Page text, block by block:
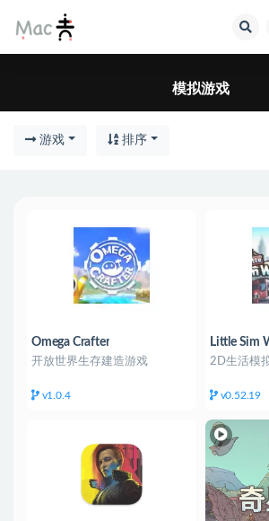
模拟游戏
游戏 排序
Omega Crafter
开放世界生存建造游戏
v1.0.4
Little Sim
2D生活模
v0.52.19